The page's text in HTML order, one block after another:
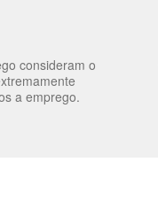
consideram o
a emprego.